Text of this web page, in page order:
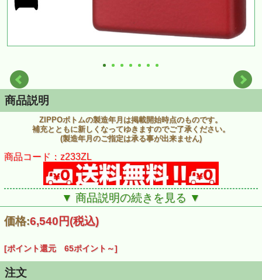
商品説明
ZIPPOボトムの製造年月は掲載開始時点のものです。
補充とともに新しくなってゆきますのでご了承ください。
(製造年月のご指定は承る事が出来ません)
商品コード：z233ZL
▼ 商品説明の続きを見る ▼
価格:6,540円(税込)
[ポイント還元 65ポイント～]
注文